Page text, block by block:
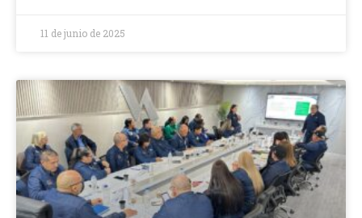
11 de junio de 2025